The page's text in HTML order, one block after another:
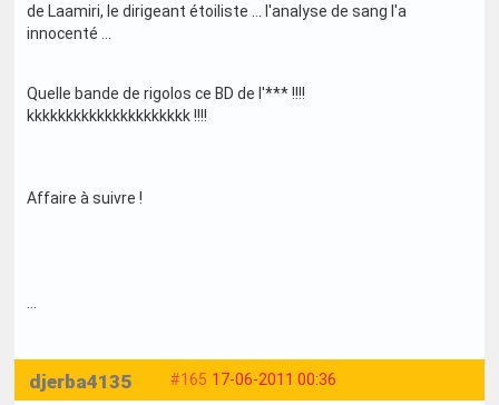
de Laamiri, le dirigeant étoiliste ... l'analyse de sang l'a
innocenté ...
Quelle bande de rigolos ce BD de l'*** !!!!
kkkkkkkkkkkkkkkkkkkkk !!!!
Affaire à suivre !
#165 17-06-2011 00:36
djerba4135